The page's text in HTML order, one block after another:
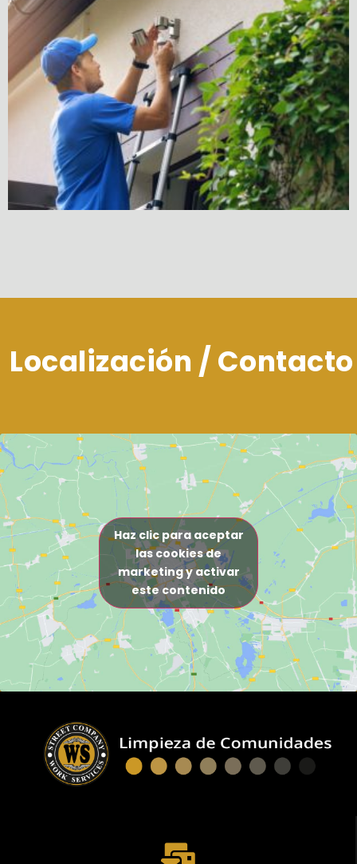
Localización / Contacto
Haz clic para aceptar
las cookies de
marketing y activar
este contenido